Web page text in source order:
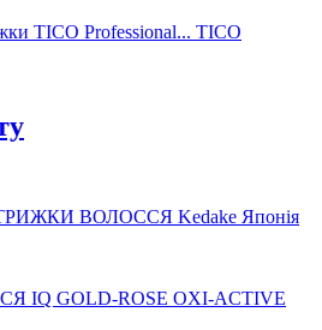
TICO Professional... TICO
ВОЛОССЯ Kedake Японія
IQ GOLD-ROSE OXI-ACTIVE